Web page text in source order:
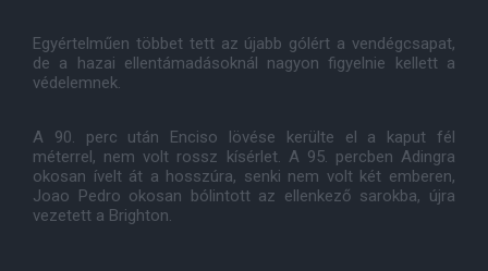
Egyértelműen többet tett az újabb gólért a vendégcsapat,
de a hazai ellentámadásoknál nagyon figyelnie kellett a
védelemnek.
A 90. perc után Enciso lövése kerülte el a kaput fél
méterrel, nem volt rossz kísérlet. A 95. percben Adingra
okosan ívelt át a hosszúra, senki nem volt két emberen,
Joao Pedro okosan bólintott az ellenkező sarokba, újra
vezetett a Brighton.